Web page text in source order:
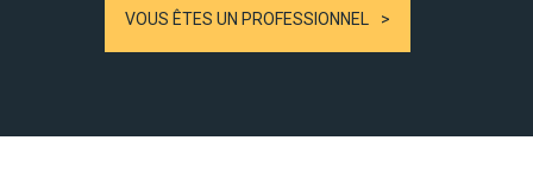
VOUS ÊTES UN PROFESSIONNEL